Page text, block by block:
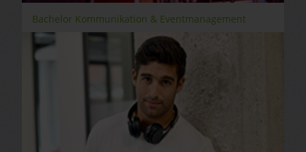
Bachelor Kommunikation & Eventmanagement